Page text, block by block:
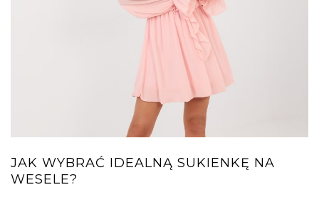
JAK WYBRAĆ IDEALNĄ SUKIENKĘ NA
WESELE?